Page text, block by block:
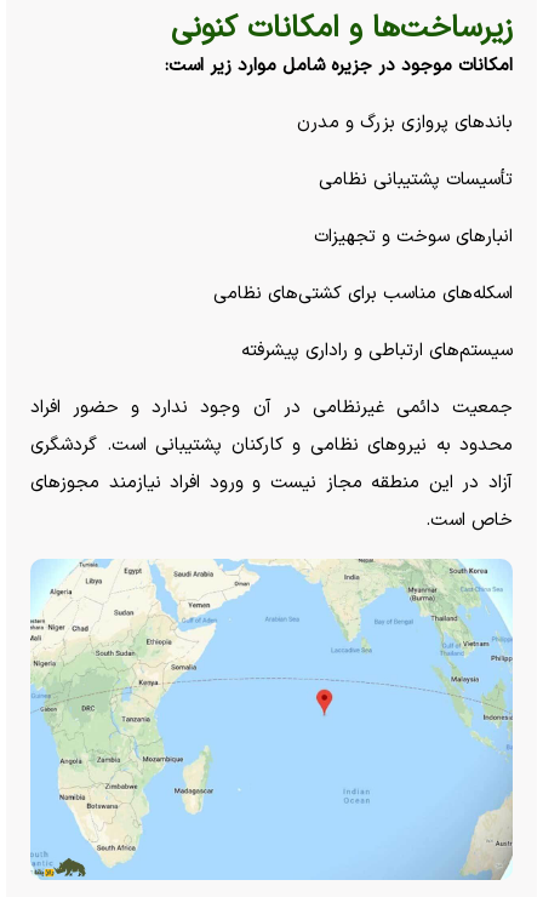
زیرساخت‌ها و امکانات کنونی
امکانات موجود در جزیره شامل موارد زیر است:
باند‌های پروازی بزرگ و مدرن
تأسیسات پشتیبانی نظامی
انبار‌های سوخت و تجهیزات
اسکله‌های مناسب برای کشتی‌های نظامی
سیستم‌های ارتباطی و راداری پیشرفته
جمعیت دائمی غیرنظامی در آن وجود ندارد و حضور افراد
محدود به نیرو‌های نظامی و کارکنان پشتیبانی است. گردشگری
آزاد در این منطقه مجاز نیست و ورود افراد نیازمند مجوز‌های
خاص است.